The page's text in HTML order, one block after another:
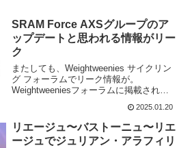
SRAM Force AXSグループのア
ップデートと思われる情報がリー
ク
またしても、Weightweenies サイクリン
グ フォーラムでリーク情報が。
Weightweeniesフォーラムに掲載された
画像は、SRAM Force AXSグループセッ
トのリーク写真と思われる。SRAM
Force AXSの新型?F...
2025.01.20
リエージュ〜バストーニュ〜リエ
ージュでジュリアン・アラフィリ